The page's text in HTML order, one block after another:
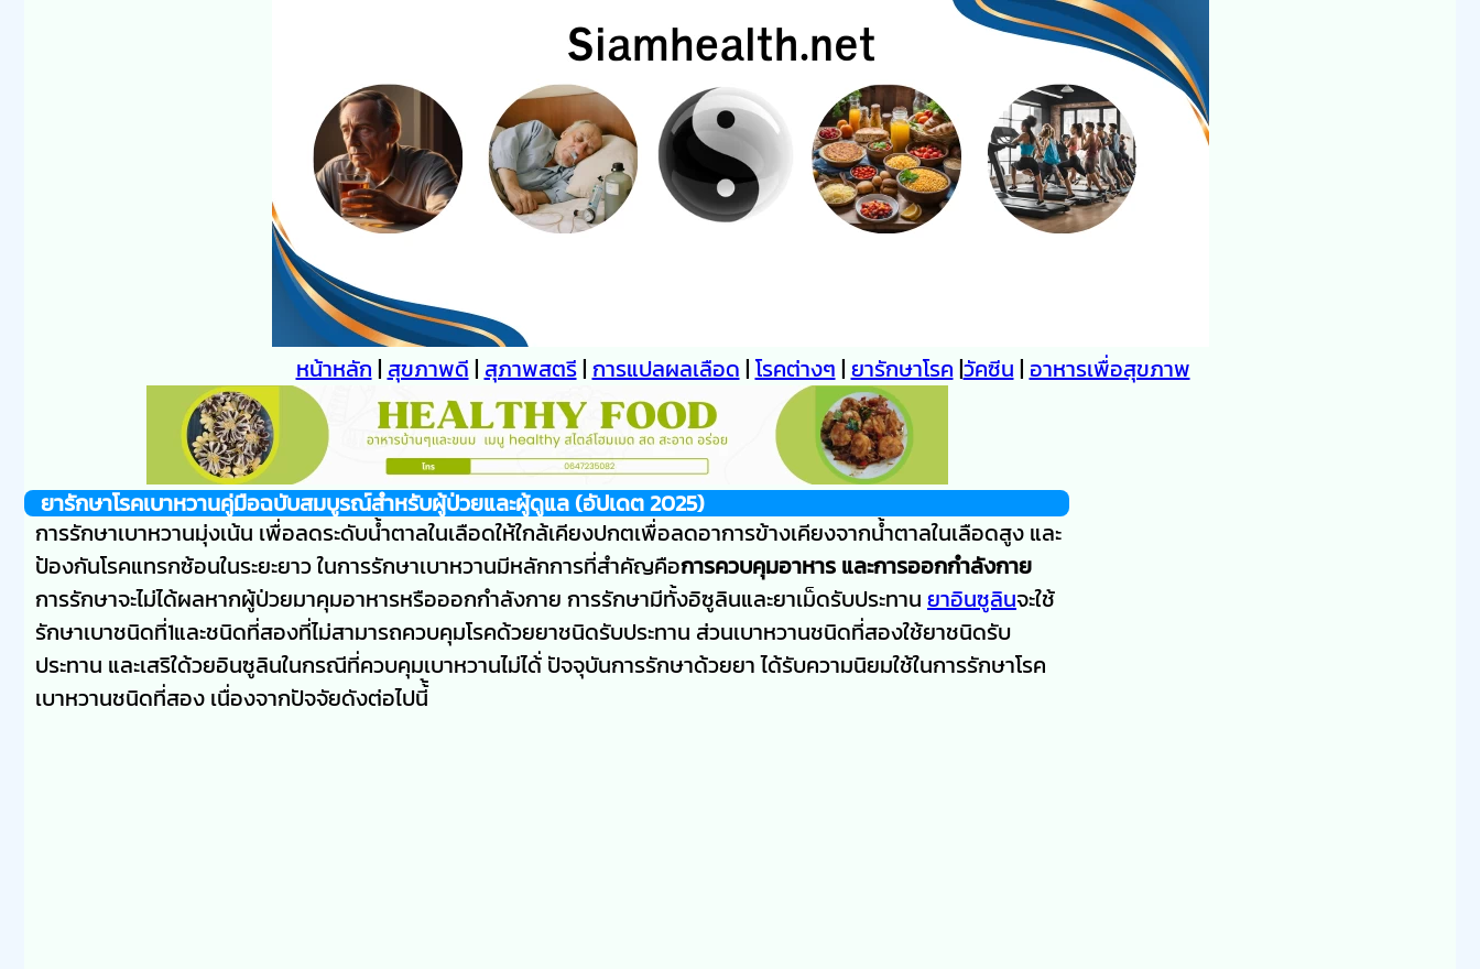
หน้าหลัก|สุขภาพดี|สุภาพสตรี|การแปลผลเลือด|โรคต่างๆ|ยารักษาโรค|วัคซีน|อาหารเพื่อสุขภาพ
ยารักษาโรคเบาหวานคู่มือฉบับสมบูรณ์สำหรับผู้ป่วยและผู้ดูแล (อัปเดต 2025)
การรักษาเบาหวานมุ่งเน้น เพื่อลดระดับน้ำตาลในเลือดให้ใกล้เคียงปกตเพื่อลดอาการข้างเคียงจากน้ำตาลในเลือดสูง และ
ป้องกันโรคแทรกซ้อนในระยะยาว ในการรักษาเบาหวานมีหลักการที่สำคัญคือการควบคุมอาหาร และการออกกำลังกาย
การรักษาจะไม่ได้ผลหากผู้ป่วยมาคุมอาหารหรือออกกำลังกาย การรักษามีทั้งอิซูลินและยาเม็ดรับประทาน ยาอินซูลินจะใช้
รักษาเบาชนิดที่1และชนิดที่สองที่ไม่สามารถควบคุมโรคด้วยยาชนิดรับประทาน ส่วนเบาหวานชนิดที่สองใช้ยาชนิดรับ
ประทาน และเสริใด้วยอินซูลินในกรณีที่ควบคุมเบาหวานไม่ได้่ ปัจจุบันการรักษาด้วยยา ได้รับความนิยมใช้ในการรักษาโรค
เบาหวานชนิดที่สอง เนื่องจากปัจจัยดังต่อไปนี้้